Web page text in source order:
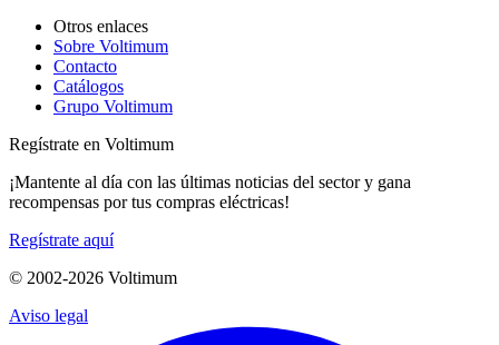
Otros enlaces
Sobre Voltimum
Contacto
Catálogos
Grupo Voltimum
Regístrate en Voltimum
¡Mantente al día con las últimas noticias del sector y gana
recompensas por tus compras eléctricas!
Regístrate aquí
© 2002-2026 Voltimum
Aviso legal